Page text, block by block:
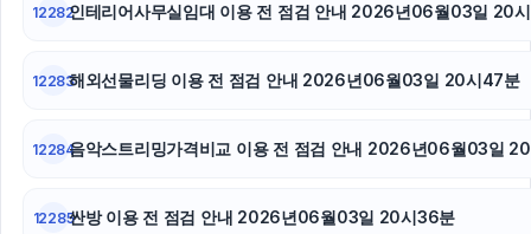
12282인테리어사무실임대 이용 전 점검 안내 2026년06월03일 20
12283해외선물리딩 이용 전 점검 안내 2026년06월03일 20시47분
12284음악스트리밍가격비교 이용 전 점검 안내 2026년06월03일
12285싼방 이용 전 점검 안내 2026년06월03일 20시36분